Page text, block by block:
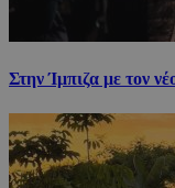
Στην Ίμπιζα με τον